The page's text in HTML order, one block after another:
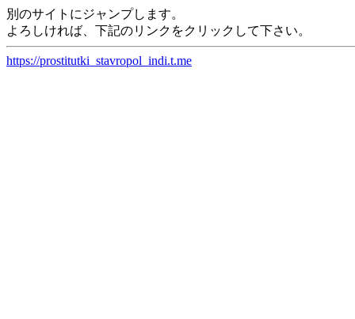
別のサイトにジャンプします。
よろしければ、下記のリンクをクリックして下さい。
https://prostitutki_stavropol_indi.t.me